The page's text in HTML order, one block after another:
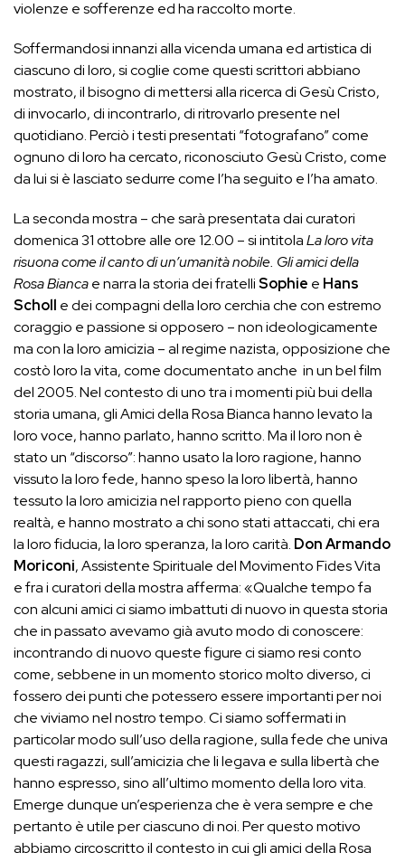
violenze e sofferenze ed ha raccolto morte.
Soffermandosi innanzi alla vicenda umana ed artistica di
ciascuno di loro, si coglie come questi scrittori abbiano
mostrato, il bisogno di mettersi alla ricerca di Gesù Cristo,
di invocarlo, di incontrarlo, di ritrovarlo presente nel
quotidiano. Perciò i testi presentati “fotografano” come
ognuno di loro ha cercato, riconosciuto Gesù Cristo, come
da lui si è lasciato sedurre come l’ha seguito e l’ha amato.
La seconda mostra – che sarà presentata dai curatori
domenica 31 ottobre alle ore 12.00 – si intitolaLa loro vita
risuona come il canto di un’umanità nobile. Gli amici della
Rosa Biancae narra la storia dei fratelliSophie e Hans
Scholl e dei compagni della loro cerchia che con estremo
coraggio e passione si opposero – non ideologicamente
ma con la loro amicizia – al regime nazista, opposizione che
costò loro la vita, come documentato anche in un bel film
del 2005. Nel contesto di uno tra i momenti più bui della
storia umana, gli Amici della Rosa Bianca hanno levato la
loro voce, hanno parlato, hanno scritto. Ma il loro non è
stato un “discorso”: hanno usato la loro ragione, hanno
vissuto la loro fede, hanno speso la loro libertà, hanno
tessuto la loro amicizia nel rapporto pieno con quella
realtà, e hanno mostrato a chi sono stati attaccati, chi era
la loro fiducia, la loro speranza, la loro carità. DonArmando
Moriconi, Assistente Spirituale del Movimento Fides Vita
e fra i curatori della mostra afferma: «Qualche tempo fa
con alcuni amici ci siamo imbattuti di nuovo in questa storia
che in passato avevamo già avuto modo di conoscere:
incontrando di nuovo queste figure ci siamo resi conto
come, sebbene in un momento storico molto diverso, ci
fossero dei punti che potessero essere importanti per noi
che viviamo nel nostro tempo. Ci siamo soffermati in
particolar modo sull’uso della ragione, sulla fede che univa
questi ragazzi, sull’amicizia che li legava e sulla libertà che
hanno espresso, sino all’ultimo momento della loro vita.
Emerge dunque un’esperienza che è vera sempre e che
pertanto è utile per ciascuno di noi. Per questo motivo
abbiamo circoscritto il contesto in cui gli amici della Rosa